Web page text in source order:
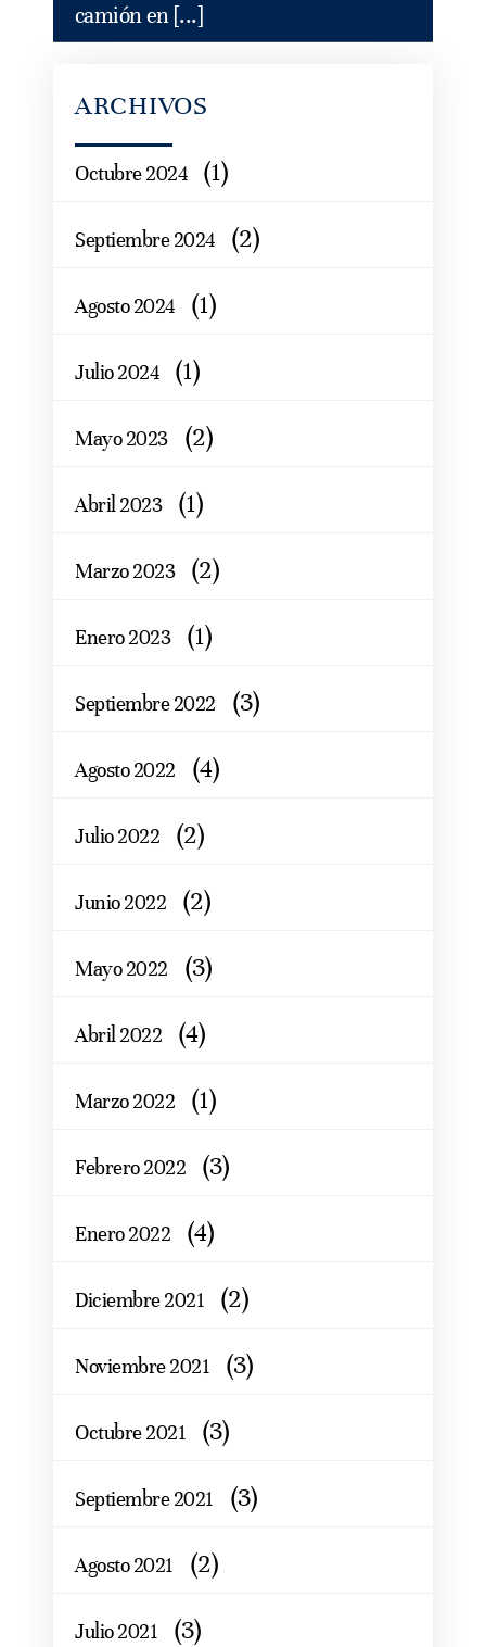
camión en [...]
ARCHIVOS
Octubre 2024 (1)
Septiembre 2024 (2)
Agosto 2024 (1)
Julio 2024 (1)
Mayo 2023 (2)
Abril 2023 (1)
Marzo 2023 (2)
Enero 2023 (1)
Septiembre 2022 (3)
Agosto 2022 (4)
Julio 2022 (2)
Junio 2022 (2)
Mayo 2022 (3)
Abril 2022 (4)
Marzo 2022 (1)
Febrero 2022 (3)
Enero 2022 (4)
Diciembre 2021 (2)
Noviembre 2021 (3)
Octubre 2021 (3)
Septiembre 2021 (3)
Agosto 2021 (2)
Julio 2021 (3)